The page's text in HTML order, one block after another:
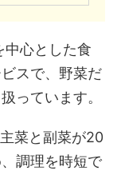
中心とした食
スで、野菜だ
っています。
菜と副菜が20
調理を時短で